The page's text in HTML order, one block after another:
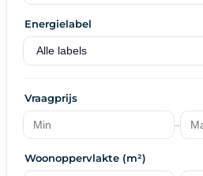
Energielabel
Vraagprijs
–
Woonoppervlakte (m²)